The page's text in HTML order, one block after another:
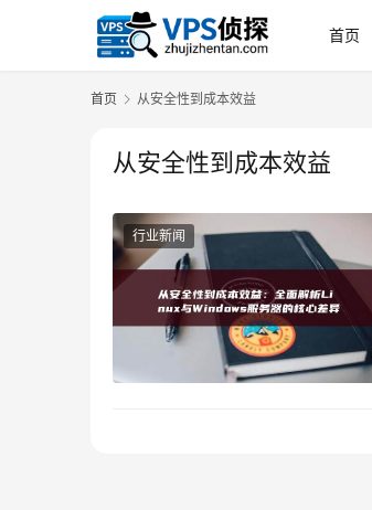
首页
首页 从安全性到成本效益
从安全性到成本效益
行业新闻